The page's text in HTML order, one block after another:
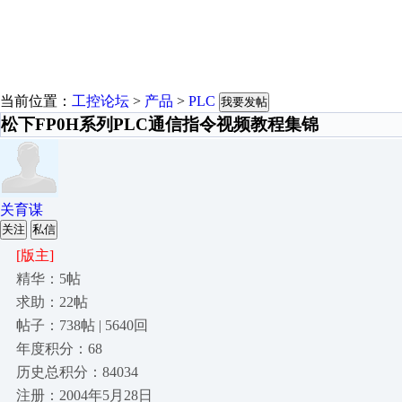
当前位置： 工控论坛 > 产品 > PLC 我要发帖
松下FP0H系列PLC通信指令视频教程集锦
关育谋
关注 私信
[版主]
精华：5帖
求助：22帖
帖子：738帖 | 5640回
年度积分：68
历史总积分：84034
注册：2004年5月28日